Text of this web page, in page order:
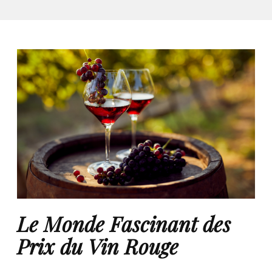
Le Monde Fascinant des
Prix du Vin Rouge